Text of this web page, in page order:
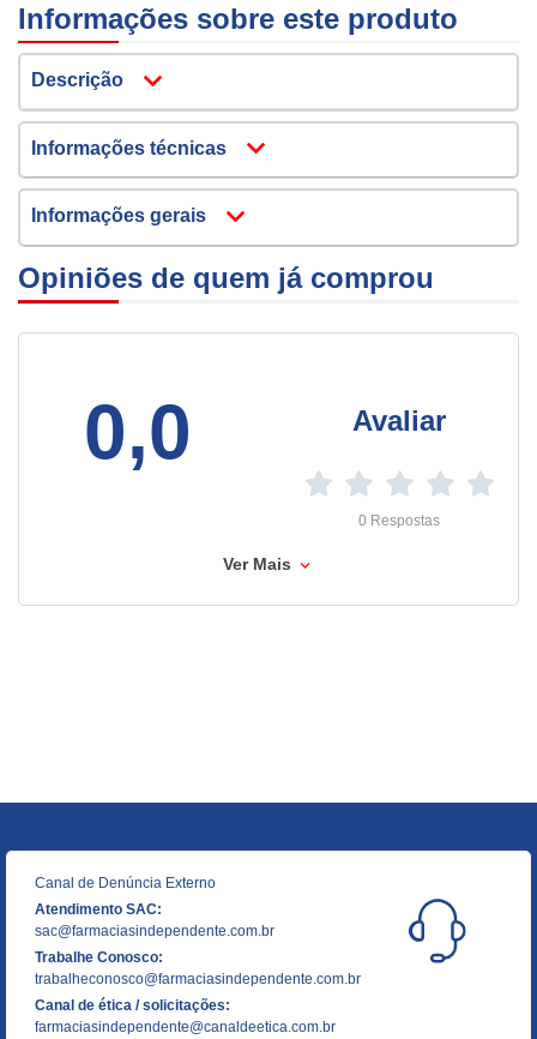
Informações sobre este produto
Descrição
Informações técnicas
Informações gerais
Opiniões de quem já comprou
0,0 Avaliar
0 Respostas
Ver Mais
Canal de Denúncia Externo
Atendimento SAC:
sac@farmaciasindependente.com.br
Trabalhe Conosco:
trabalheconosco@farmaciasindependente.com.br
Canal de ética / solicitações:
farmaciasindependente@canaldeetica.com.br